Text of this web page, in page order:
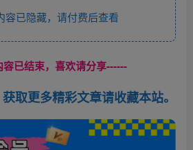
已隐藏，请付费后查看
已结束，喜欢请分享------
取更多精彩文章请收藏本站。